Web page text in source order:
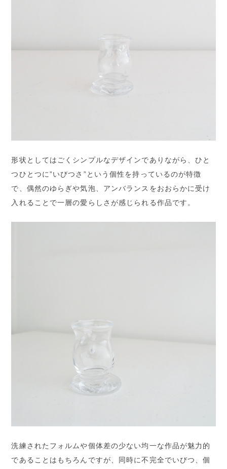
形状としてはごくシンプルなデザインでありながら、ひと
つひとつに”いびつさ”という個性を持っているのが特徴
で、偶然のゆらぎや気泡、アンバランスをおおらかに受け
入れることで一層の愛らしさが感じられる作品です。
洗練されたフォルムや個体差の少ない均一な作品が魅力的
であることはもちろんですが、同時に不完全でいびつ、個